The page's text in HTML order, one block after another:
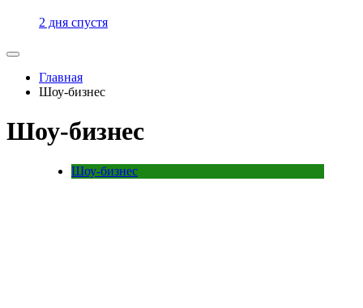
2 дня спустя
Главная
Шоу-бизнес
Шоу-бизнес
Шоу-бизнес